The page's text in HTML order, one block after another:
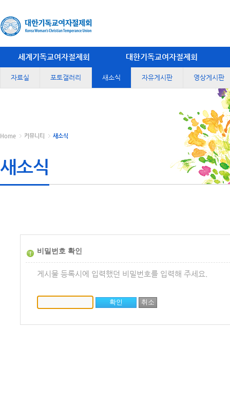
세계기독교여자절제회 대한기독교여자절제회
자료실 포토갤러리 새소식 자유게시판 영상게시판
Home 커뮤니티 새소식
새소식
비밀번호 확인
게시물 등록시에 입력했던 비밀번호를 입력해 주세요.